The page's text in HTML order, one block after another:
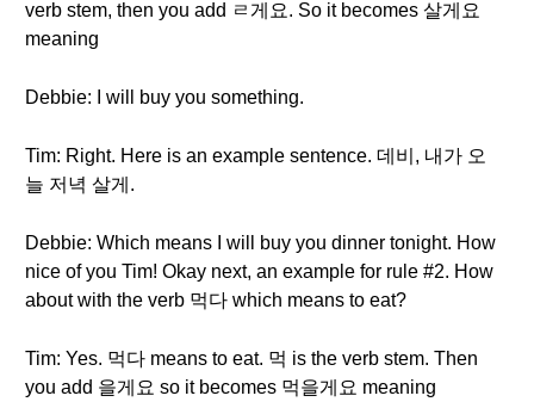
verb stem, then you add ㄹ게요. So it becomes 살게요
meaning
Debbie: I will buy you something.
Tim: Right. Here is an example sentence. 데비, 내가 오
늘 저녁 살게.
Debbie: Which means I will buy you dinner tonight. How
nice of you Tim! Okay next, an example for rule #2. How
about with the verb 먹다 which means to eat?
Tim: Yes. 먹다 means to eat. 먹 is the verb stem. Then
you add 을게요 so it becomes 먹을게요 meaning